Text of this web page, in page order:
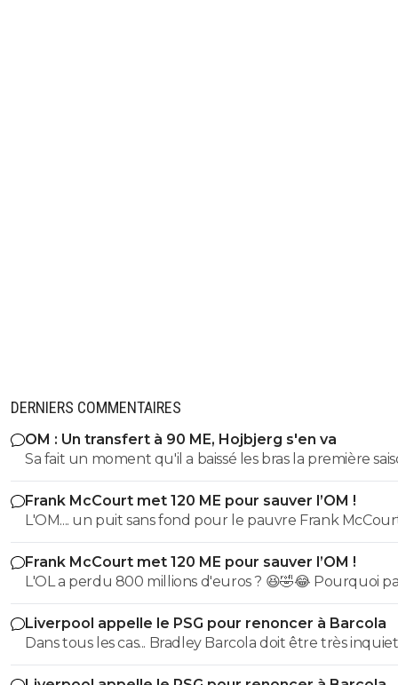
DERNIERS COMMENTAIRES
OM : Un transfert à 90 ME, Hojbjerg s'en va
Sa fait un moment qu'il a baissé les bras la première
etait top mais depuis quelques match etait en dessus.
et bon vent a lui pour le reste de sa carrière ...
Frank McCourt met 120 ME pour sauver l’OM !
L'OM.... un puit sans fond pour le pauvre Frank
Frank McCourt met 120 ME pour sauver l’OM !
L'OL a perdu 800 millions d'euros ? 😆🤣😂 Pourquoi pas un
milliard tant que tu y es ! ^^
Liverpool appelle le PSG pour renoncer à Barcola
Dans tous les cas... Bradley Barcola doit être très inquiet.
qui est vraiment compréhensible lorsque l'on sait